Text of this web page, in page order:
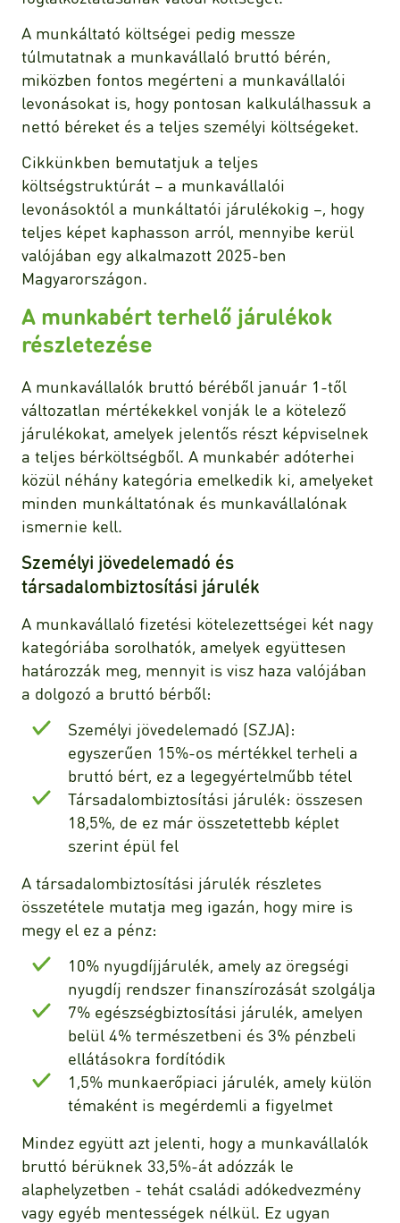
A munkáltató költségei pedig messze
túlmutatnak a munkavállaló bruttó bérén,
miközben fontos megérteni a munkavállalói
levonásokat is, hogy pontosan kalkulálhassuk a
nettó béreket és a teljes személyi költségeket.
Cikkünkben bemutatjuk a teljes
költségstruktúrát – a munkavállalói
levonásoktól a munkáltatói járulékokig –, hogy
teljes képet kaphasson arról, mennyibe kerül
valójában egy alkalmazott 2025-ben
Magyarországon.
A munkabért terhelő járulékok
részletezése
A munkavállalók bruttó béréből január 1-től
változatlan mértékekkel vonják le a kötelező
járulékokat, amelyek jelentős részt képviselnek
a teljes bérköltségből. A munkabér adóterhei
közül néhány kategória emelkedik ki, amelyeket
minden munkáltatónak és munkavállalónak
ismernie kell.
Személyi jövedelemadó és
társadalombiztosítási járulék
A munkavállaló fizetési kötelezettségei két nagy
kategóriába sorolhatók, amelyek együttesen
határozzák meg, mennyit is visz haza valójában
a dolgozó a bruttó bérből:
Személyi jövedelemadó (SZJA):
egyszerűen 15%-os mértékkel terheli a
bruttó bért, ez a legegyértelműbb tétel
Társadalombiztosítási járulék: összesen
18,5%, de ez már összetettebb képlet
szerint épül fel
A társadalombiztosítási járulék részletes
összetétele mutatja meg igazán, hogy mire is
megy el ez a pénz:
10% nyugdíjjárulék, amely az öregségi
nyugdíj rendszer finanszírozását szolgálja
7% egészségbiztosítási járulék, amelyen
belül 4% természetbeni és 3% pénzbeli
ellátásokra fordítódik
1,5% munkaerőpiaci járulék, amely külön
témaként is megérdemli a figyelmet
Mindez együtt azt jelenti, hogy a munkavállalók
bruttó bérüknek 33,5%-át adózzák le
alaphelyzetben - tehát családi adókedvezmény
vagy egyéb mentességek nélkül. Ez ugyan